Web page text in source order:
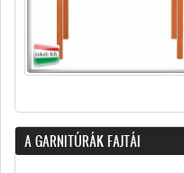
A GARNITÚRÁK FAJTÁI